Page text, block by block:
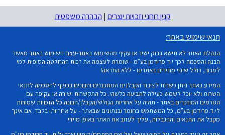
קנין רוחני וזכויות יוצרים | הבהרה משפטית
תנאי שימוש באתר:
הנהלת האתר לא תישא בנזק ישיר או עקיף מהשימוש באתר-עצם השימוש באתר מאשר
הבנה והסכמה לכך י.ד.פרידמן בע"מ - שומרת לעצמה את זכות ההחלטה הסופית למי
למכור, כולל שינוי מחירים באתרים - ללא התראה!
המידע באתר ניתן כשרות לציבור הקבלנים המתכננים והבונים בכפוף להסכמה לתנאי
השרות ולא יוכל לשמש כעילה לתביעה כלשהי. כל התקשרות ישירה או עקיפה עם
הגורמים המוזכרים באתר - תהיה על אחריות הגולש/הקבלן/הבונה כל הזכויות שמורות
לי.ד.פרידמן בע"מ, כל המשתמש בחומר ובנתונים שבאתר - על אחריותו בלבד. אם אינך
מקבל את התנאים וההגבלות, עליך לעזוב את האתר באופן מיידי.